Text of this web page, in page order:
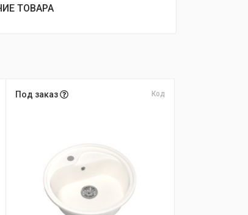
ТОВАРА
Под заказ Код